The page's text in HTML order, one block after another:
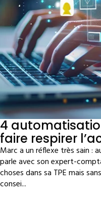
4
faire respirer
Marc a un réflexe très sain :
parle avec son expert-
choses dans sa TPE mais
consei...